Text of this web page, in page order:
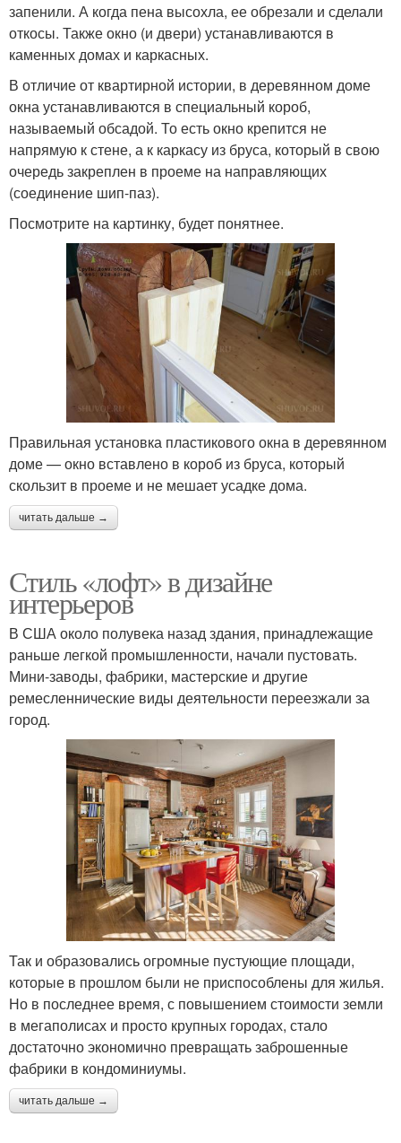
запенили. А когда пена высохла, ее обрезали и сделали
откосы. Также окно (и двери) устанавливаются в
каменных домах и каркасных.
В отличие от квартирной истории, в деревянном доме
окна устанавливаются в специальный короб,
называемый обсадой. То есть окно крепится не
напрямую к стене, а к каркасу из бруса, который в свою
очередь закреплен в проеме на направляющих
(соединение шип-паз).
Посмотрите на картинку, будет понятнее.
Правильная установка пластикового окна в деревянном
доме — окно вставлено в короб из бруса, который
скользит в проеме и не мешает усадке дома.
читать дальше →
Стиль «лофт» в дизайне
интерьеров
В США около полувека назад здания, принадлежащие
раньше легкой промышленности, начали пустовать.
Мини-заводы, фабрики, мастерские и другие
ремесленнические виды деятельности переезжали за
город.
Так и образовались огромные пустующие площади,
которые в прошлом были не приспособлены для жилья.
Но в последнее время, с повышением стоимости земли
в мегаполисах и просто крупных городах, стало
достаточно экономично превращать заброшенные
фабрики в кондоминиумы.
читать дальше →